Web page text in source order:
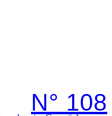
N° 108